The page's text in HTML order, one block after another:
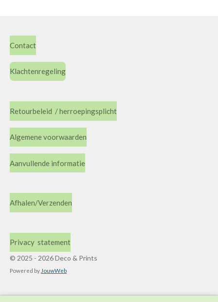
Contact
Klachtenregeling
Retourbeleid / herroepingsplicht
Algemene voorwaarden
Aanvullende informatie
Afhalen/Verzenden
Privacy statement
© 2025 - 2026 Deco & Prints
Powered by JouwWeb